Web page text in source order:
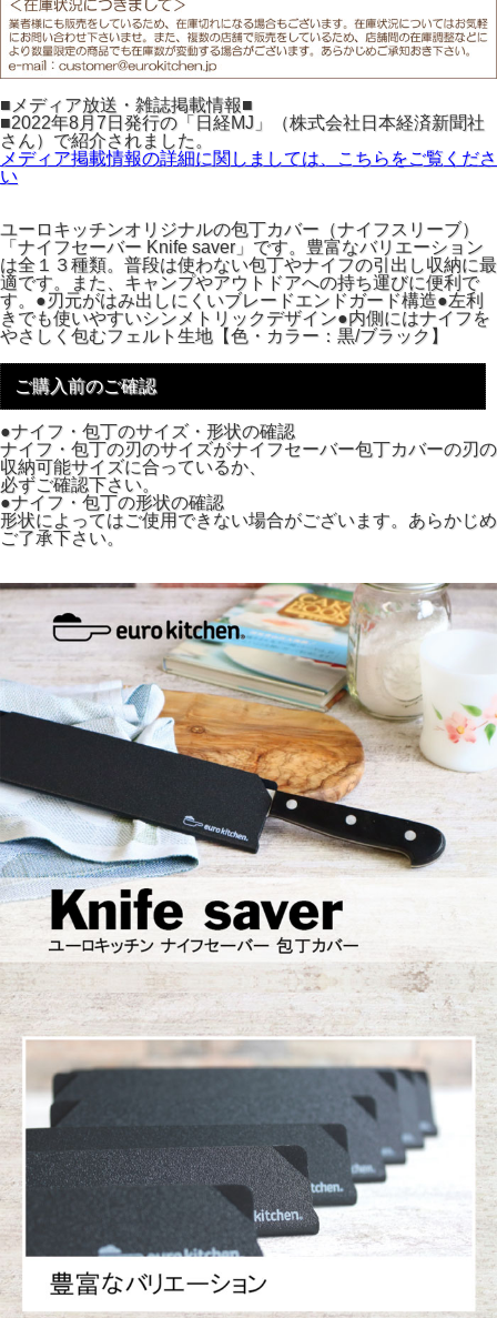
■メディア放送・雑誌掲載情報■
■2022年8月7日発行の「日経MJ」（株式会社日本経済新聞社
さん）で紹介されました。
メディア掲載情報の詳細に関しましては、こちらをご覧くださ
い
ユーロキッチンオリジナルの包丁カバー（ナイフスリーブ）
「ナイフセーバー Knife saver」です。豊富なバリエーション
は全１３種類。普段は使わない包丁やナイフの引出し収納に最
適です。また、キャンプやアウトドアへの持ち運びに便利で
す。●刃元がはみ出しにくいブレードエンドガード構造●左利
きでも使いやすいシンメトリックデザイン●内側にはナイフを
やさしく包むフェルト生地【色・カラー：黒/ブラック】
ご購入前のご確認
●ナイフ・包丁のサイズ・形状の確認
ナイフ・包丁の刃のサイズがナイフセーバー包丁カバーの刃の
収納可能サイズに合っているか、
必ずご確認下さい。
●ナイフ・包丁の形状の確認
形状によってはご使用できない場合がございます。あらかじめ
ご了承下さい。